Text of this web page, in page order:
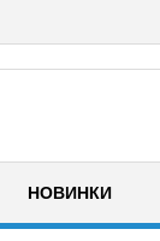
НОВИНКИ